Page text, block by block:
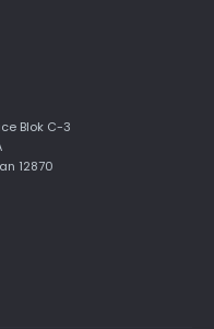
Blok C-3
12870